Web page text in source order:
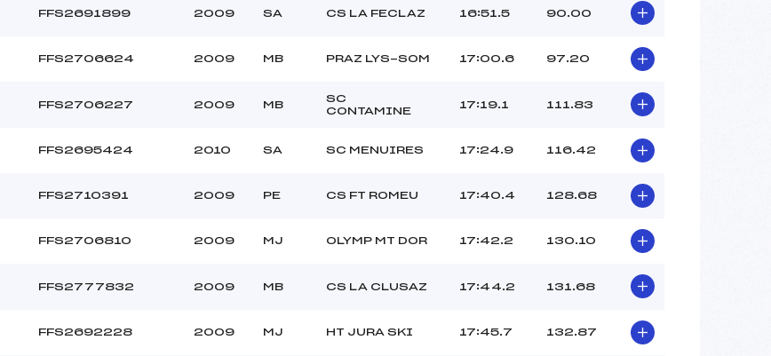
90.0000
FFS2691899 2009 SA CS LA FECLAZ 16:51.5 90.00
FFS2706624 2009 MB PRAZ LYS-SOM 17:00.6 97.20
FFS2706227 2009 MB
SC
CONTAMINE
17:19.1 111.83
FFS2695424 2010 SA SC MENUIRES 17:24.9 116.42
FFS2710391 2009 PE CS FT ROMEU 17:40.4 128.68
FFS2706810 2009 MJ OLYMP MT DOR 17:42.2 130.10
FFS2777832 2009 MB CS LA CLUSAZ 17:44.2 131.68
FFS2692228 2009 MJ HT JURA SKI 17:45.7 132.87